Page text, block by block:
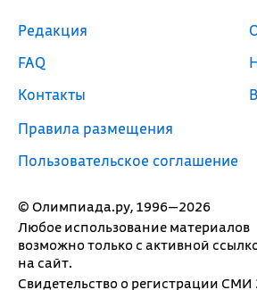
© Олимпиада.ру, 1996—2026
Любое использование материалов
возможно только с активной
на сайт.
Свидетельство о регистрации СМИ
Редакция
FAQ
Контакты
Правила размещения
Пользовательское соглашение